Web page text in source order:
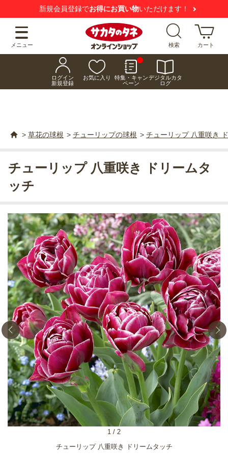
新規会員登録でお得にお買い物いただけます！
メニュー 検索 カート
ログイン
新規登録
お気に入り
特集・キャン
ペーン
デジタルカタ
ログ
> 草花の球根 > チューリップの球根 > チューリップ 八重咲き
チューリップ 八重咲き ドリームタッチ
1 / 2
チューリップ 八重咲き ドリームタ
ッチ